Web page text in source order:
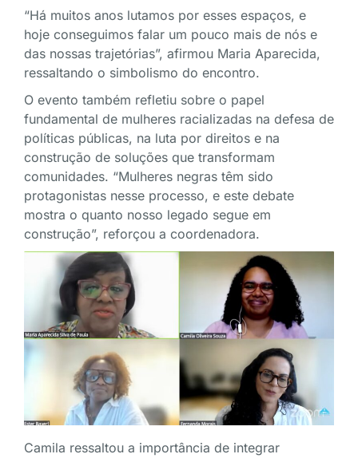
“Há muitos anos lutamos por esses espaços, e
hoje conseguimos falar um pouco mais de nós e
das nossas trajetórias”, afirmou Maria Aparecida,
ressaltando o simbolismo do encontro.
O evento também refletiu sobre o papel
fundamental de mulheres racializadas na defesa de
políticas públicas, na luta por direitos e na
construção de soluções que transformam
comunidades. “Mulheres negras têm sido
protagonistas nesse processo, e este debate
mostra o quanto nosso legado segue em
construção”, reforçou a coordenadora.
Camila ressaltou a importância de integrar